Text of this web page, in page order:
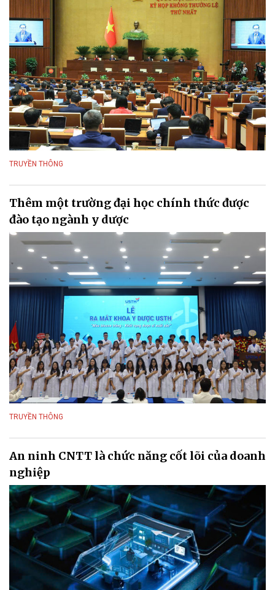
TRUYỀN THÔNG
Thêm một trường đại học chính thức được
đào tạo ngành y dược
TRUYỀN THÔNG
An ninh CNTT là chức năng cốt lõi của doanh
nghiệp